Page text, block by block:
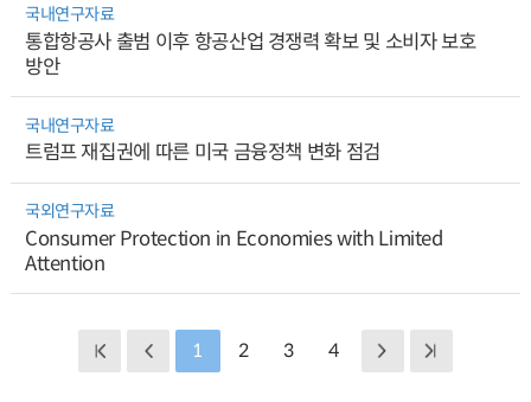
국내연구자료
통합항공사 출범 이후 항공산업 경쟁력 확보 및 소비자 보호
방안
국내연구자료
트럼프 재집권에 따른 미국 금융정책 변화 점검
국외연구자료
Consumer Protection in Economies with Limited
Attention
1 2 3 4